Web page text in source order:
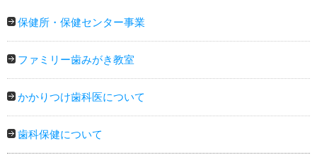
保健所・保健センター事業
ファミリー歯みがき教室
かかりつけ歯科医について
歯科保健について